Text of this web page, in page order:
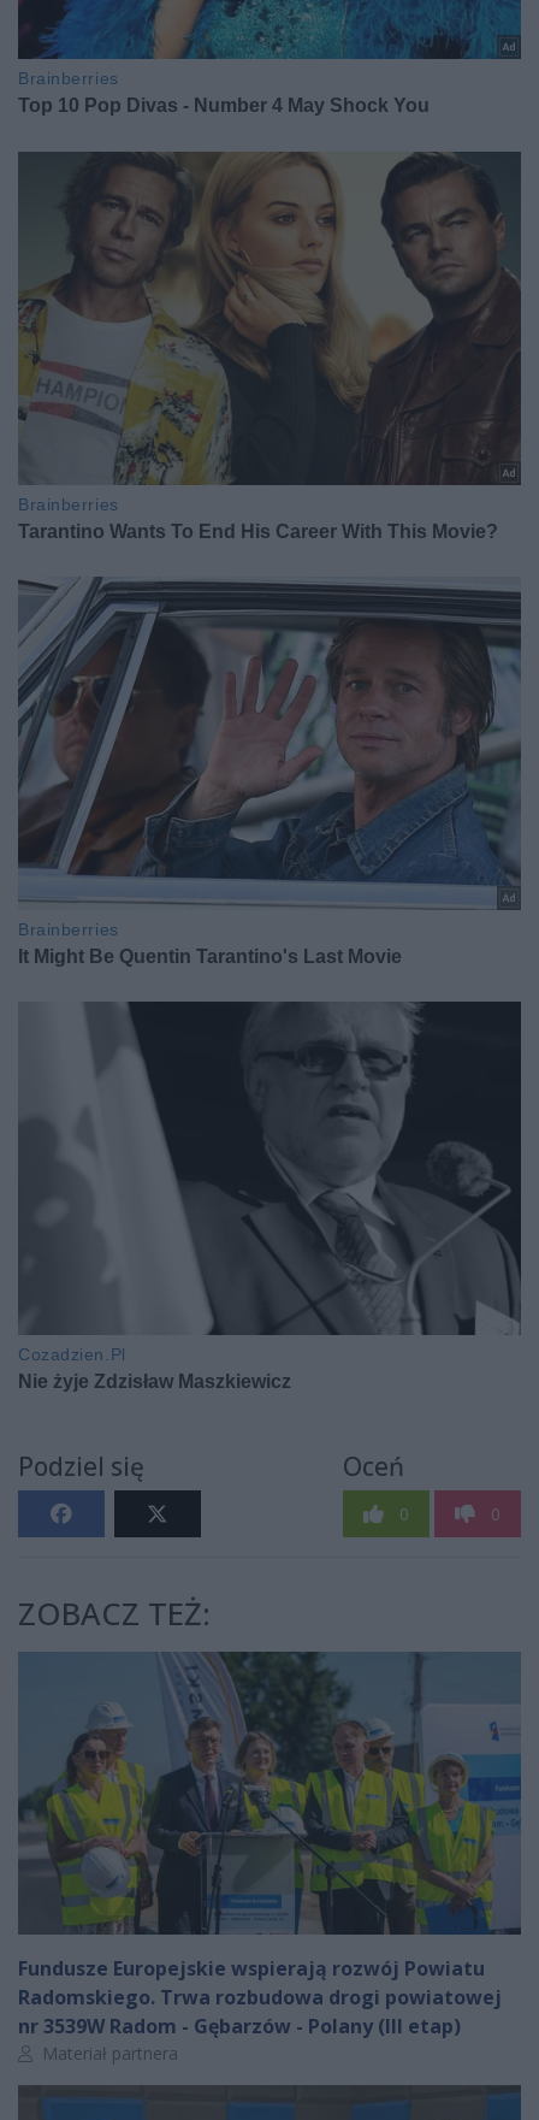
Podziel się Oceń
0 0
ZOBACZ TEŻ:
Fundusze Europejskie wspierają rozwój Powiatu
Radomskiego. Trwa rozbudowa drogi powiatowej
nr 3539W Radom - Gębarzów - Polany (III etap)
Autor artykułu:
Materiał partnera